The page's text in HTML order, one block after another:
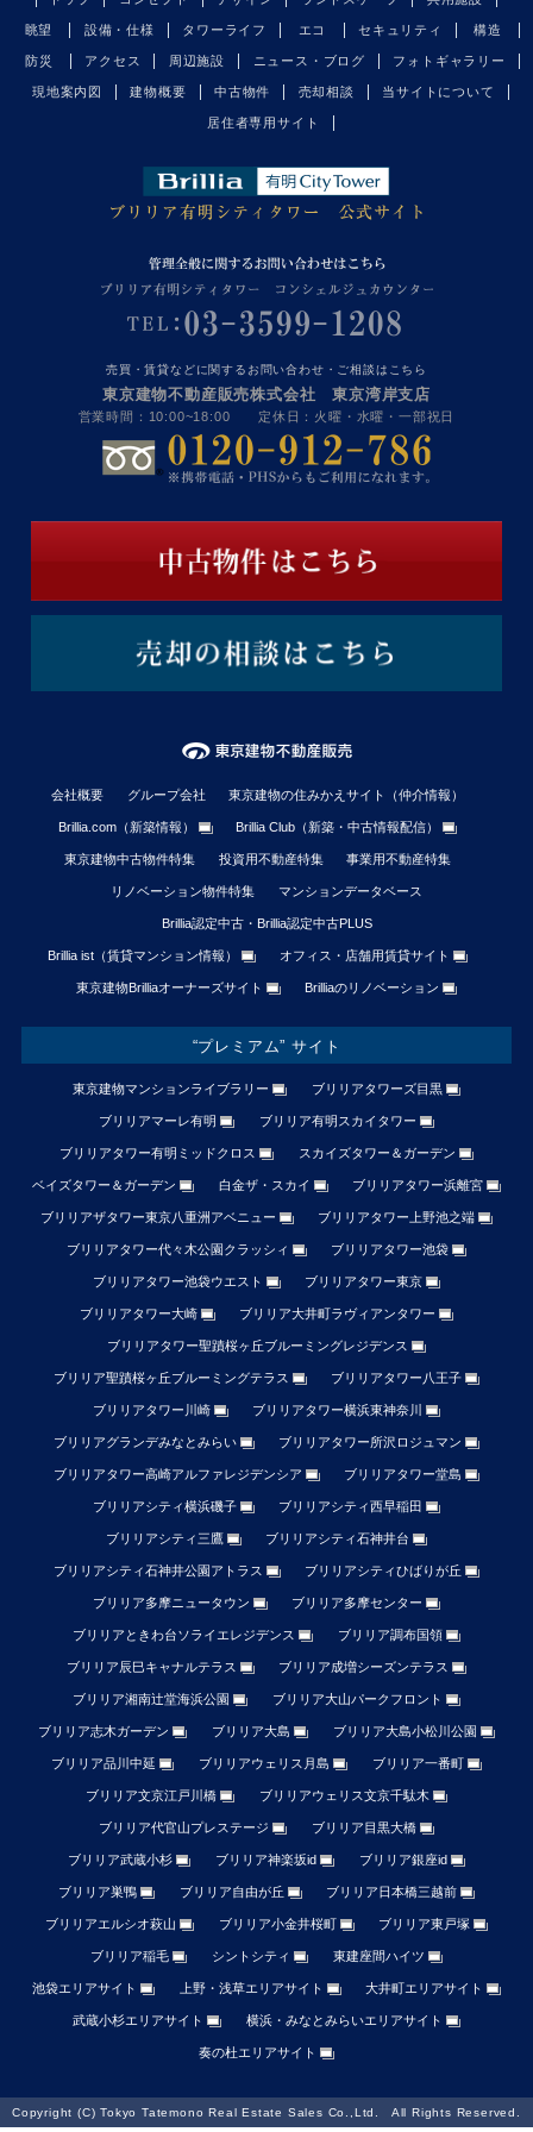
眺望 設備・仕様 タワーライフ エコ セキュリティ 構造
防災 アクセス 周辺施設 ニュース・ブログ フォトギャラリー
現地案内図 建物概要 中古物件 売却相談 当サイトについて
居住者専用サイト
売買・賃貸などに関するお問い合わせ・ご相談はこちら
東京建物不動産販売株式会社 東京湾岸支店
営業時間：10:00~18:00 定休日：火曜・水曜・一部祝日
会社概要 グループ会社 東京建物の住みかえサイト（仲介情報）
Brillia.com（新築情報） Brillia Club（新築・中古情報配信）
東京建物中古物件特集 投資用不動産特集 事業用不動産特集
リノベーション物件特集 マンションデータベース
Brillia認定中古・Brillia認定中古PLUS
Brillia ist（賃貸マンション情報） オフィス・店舗用賃貸サイト
東京建物Brilliaオーナーズサイト Brilliaのリノベーション
“プレミアム” サイト
東京建物マンションライブラリー ブリリアタワーズ目黒
ブリリアマーレ有明 ブリリア有明スカイタワー
ブリリアタワー有明ミッドクロス スカイズタワー＆ガーデン
ベイズタワー＆ガーデン 白金ザ・スカイ ブリリアタワー浜離宮
ブリリアザタワー東京八重洲アベニュー ブリリアタワー上野池之端
ブリリアタワー代々木公園クラッシィ ブリリアタワー池袋
ブリリアタワー池袋ウエスト ブリリアタワー東京
ブリリアタワー大崎 ブリリア大井町ラヴィアンタワー
ブリリアタワー聖蹟桜ヶ丘ブルーミングレジデンス
ブリリア聖蹟桜ヶ丘ブルーミングテラス ブリリアタワー八王子
ブリリアタワー川崎 ブリリアタワー横浜東神奈川
ブリリアグランデみなとみらい ブリリアタワー所沢ロジュマン
ブリリアタワー高崎アルファレジデンシア ブリリアタワー堂島
ブリリアシティ横浜磯子 ブリリアシティ西早稲田
ブリリアシティ三鷹 ブリリアシティ石神井台
ブリリアシティ石神井公園アトラス ブリリアシティひばりが丘
ブリリア多摩ニュータウン ブリリア多摩センター
ブリリアときわ台ソライエレジデンス ブリリア調布国領
ブリリア辰巳キャナルテラス ブリリア成増シーズンテラス
ブリリア湘南辻堂海浜公園 ブリリア大山パークフロント
ブリリア志木ガーデン ブリリア大島 ブリリア大島小松川公園
ブリリア品川中延 ブリリアウェリス月島 ブリリア一番町
ブリリア文京江戸川橋 ブリリアウェリス文京千駄木
ブリリア代官山プレステージ ブリリア目黒大橋
ブリリア武蔵小杉 ブリリア神楽坂id ブリリア銀座id
ブリリア巣鴨 ブリリア自由が丘 ブリリア日本橋三越前
ブリリアエルシオ萩山 ブリリア小金井桜町 ブリリア東戸塚
ブリリア稲毛 シントシティ 東建座間ハイツ
池袋エリアサイト 上野・浅草エリアサイト 大井町エリアサイト
武蔵小杉エリアサイト 横浜・みなとみらいエリアサイト
奏の杜エリアサイト
Copyright (C) Tokyo Tatemono Real Estate Sales Co.,Ltd. All Rights Reserved.